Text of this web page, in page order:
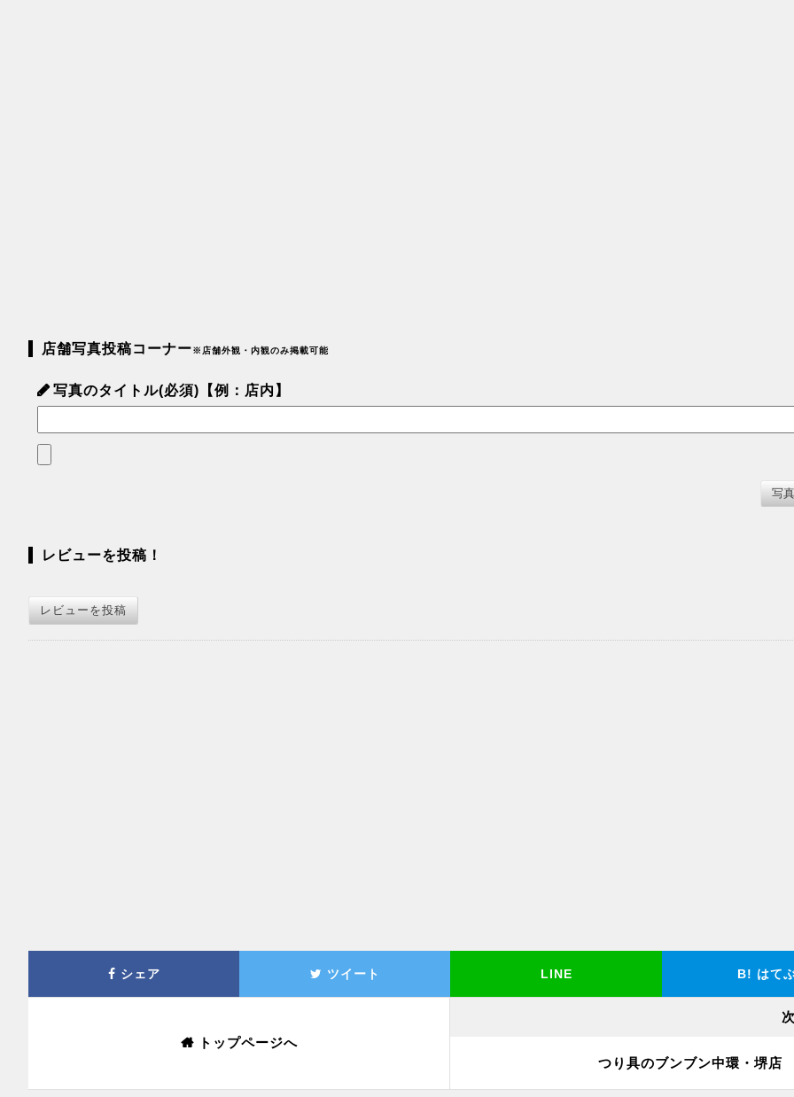
店舗写真投稿コーナー※店舗外観・内観のみ掲載可能
写真のタイトル(必須)【例：店内】
レビューを投稿！
レビューを投稿
シェア ツイート LINE B! はて
トップページへ
つり具のブンブン中環・堺店